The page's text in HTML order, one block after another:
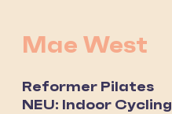
Mae West
Reformer Pilates
NEU: Indoor Cycling